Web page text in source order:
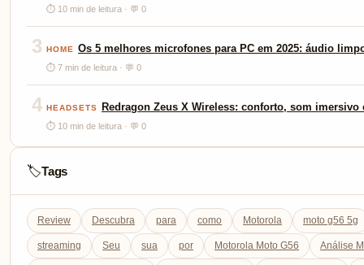
⏱ 10 min de leitura · 💬 0
3 HOME Os 5 melhores microfones para PC em 2025: áudio
⏱ 7 min de leitura · 💬 0
4 HEADSETS Redragon Zeus X Wireless: conforto, som
⏱ 10 min de leitura · 💬 0
🏷️Tags
Review Descubra para como Motorola moto g56 5g
streaming Seu sua por Motorola Moto G56 Análise